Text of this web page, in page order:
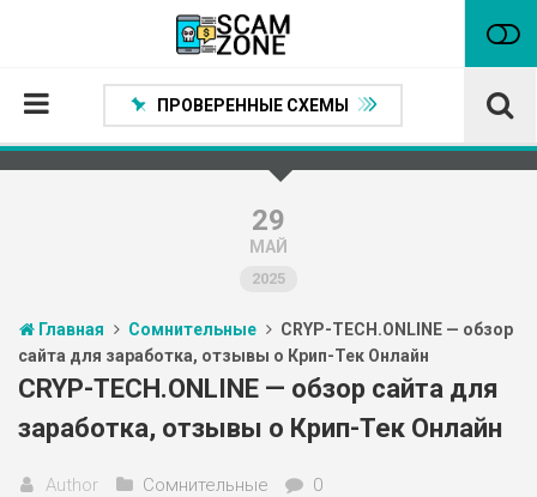
Проверенные способы заработка
Статьи
Партнеры
ПРОВЕРЕННЫЕ СХЕМЫ
29
МАЙ
2025
Главная Сомнительные
CRYP-TECH.ONLINE — обзор
сайта для заработка, отзывы о Крип-Тек Онлайн
CRYP-TECH.ONLINE — обзор сайта для
заработка, отзывы о Крип-Тек Онлайн
Author Сомнительные 0